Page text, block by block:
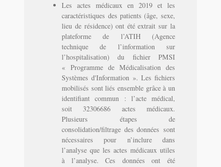
Les actes médicaux en 2019 et les
caractéristiques des patients (âge, sexe,
lieu de résidence) ont été extrait sur la
plateforme de l’ATIH (Agence
technique de l’information sur
l’hospitalisation) du fichier PMSI
« Programme de Médicalisation des
Systèmes d'Information ». Les fichiers
mobilisés sont liés ensemble grâce à un
identifiant commun : l’acte médical,
soit 32306686 actes médicaux.
Plusieurs étapes de
consolidation/filtrage des données sont
nécessaires pour n’inclure dans
l’analyse que les actes médicaux utiles
à l’analyse. Ces données ont été